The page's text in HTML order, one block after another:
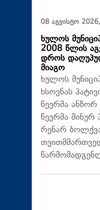
08 აგვისტო 2026,
ხულოს
2008 წლის
დროს
მიაგო
ხულოს
ხსოვნას
წევრმა
წევრმა მინურ
რენარ